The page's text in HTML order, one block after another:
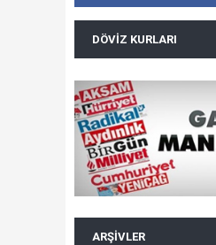
DÖVIZ KURLARI
ARŞIVLER